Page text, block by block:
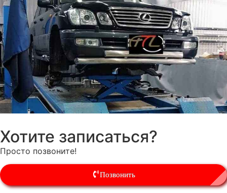
Хотите записаться?
Просто позвоните!
Позвонить